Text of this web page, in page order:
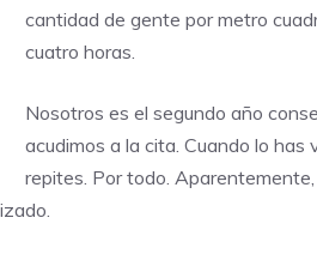
cantidad de gente por metro
cuatro horas.
Nosotros es el segundo año
acudimos a la cita. Cuando lo has
repites. Por todo.